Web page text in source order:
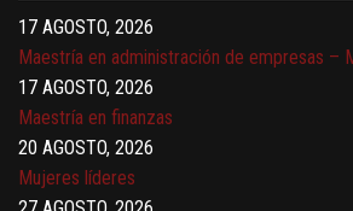
17 AGOSTO, 2026
Maestría en administración de empresas –
17 AGOSTO, 2026
Maestría en finanzas
20 AGOSTO, 2026
Mujeres líderes
27 AGOSTO, 2026